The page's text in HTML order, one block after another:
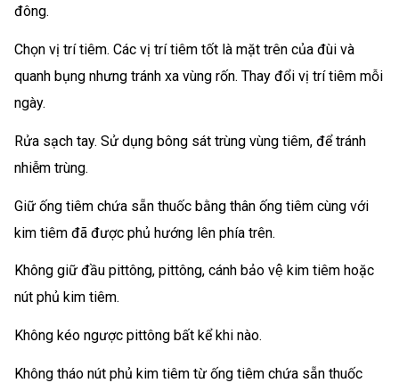
đông.
Chọn vị trí tiêm. Các vị trí tiêm tốt là mặt trên của đùi và
quanh bụng nhưng tránh xa vùng rốn. Thay đổi vị trí tiêm mỗi
ngày.
Rửa sạch tay. Sử dụng bông sát trùng vùng tiêm, để tránh
nhiễm trùng.
Giữ ống tiêm chứa sẵn thuốc bằng thân ống tiêm cùng với
kim tiêm đã được phủ hướng lên phía trên.
Không giữ đầu pittông, pittông, cánh bảo vệ kim tiêm hoặc
nút phủ kim tiêm.
Không kéo ngược pittông bất kể khi nào.
Không tháo nút phủ kim tiêm từ ống tiêm chứa sẵn thuốc